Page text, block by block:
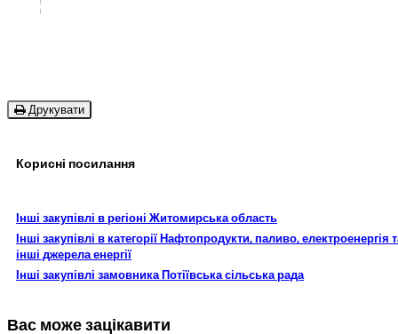
Друкувати
Корисні посилання
Інші закупівлі в регіоні Житомирська область
Інші закупівлі в категорії Нафтопродукти, паливо, електроенергія
інші джерела енергії
Інші закупівлі замовника Потіївська сільська рада
Вас може зацікавити